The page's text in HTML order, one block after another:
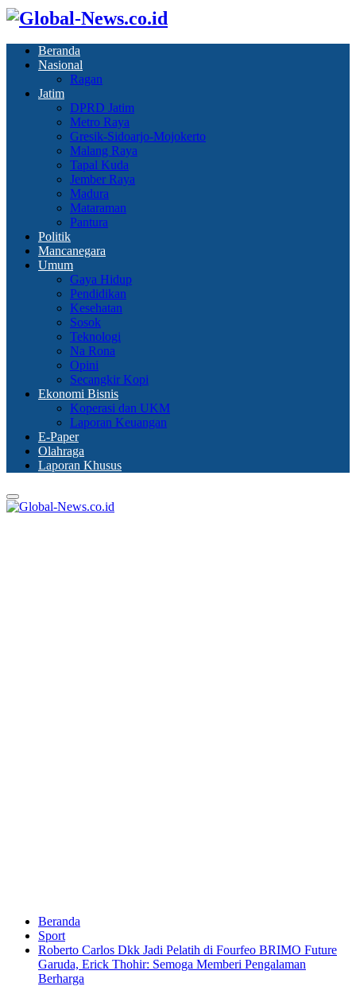
Beranda
Nasional
Ragan
Jatim
DPRD Jatim
Metro Raya
Gresik-Sidoarjo-Mojokerto
Malang Raya
Tapal Kuda
Jember Raya
Madura
Mataraman
Pantura
Politik
Mancanegara
Umum
Gaya Hidup
Pendidikan
Kesehatan
Sosok
Teknologi
Na Rona
Opini
Secangkir Kopi
Ekonomi Bisnis
Koperasi dan UKM
Laporan Keuangan
E-Paper
Olahraga
Laporan Khusus
Primary
Menu
Beranda
Sport
Roberto Carlos Dkk Jadi Pelatih di Fourfeo BRIMO Future
Garuda, Erick Thohir: Semoga Memberi Pengalaman
Berharga